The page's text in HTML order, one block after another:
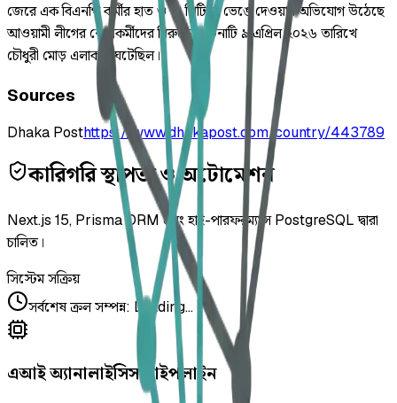
জেরে এক বিএনপি কর্মীর হাত ও পা পিটিয়ে ভেঙে দেওয়ার অভিযোগ উঠেছে
আওয়ামী লীগের নেতাকর্মীদের বিরুদ্ধে। ঘটনাটি ৯ এপ্রিল ২০২৬ তারিখে
চৌধুরী মোড় এলাকায় ঘটেছিল।
Sources
Dhaka Posthttps://www.dhakapost.com/country/443789
কারিগরি স্থাপত্য ও অটোমেশন
Next.js 15, Prisma ORM এবং হাই-পারফরম্যান্স PostgreSQL দ্বারা
চালিত।
সিস্টেম সক্রিয়
সর্বশেষ ক্রল সম্পন্ন: Loading...
এআই অ্যানালাইসিস পাইপলাইন